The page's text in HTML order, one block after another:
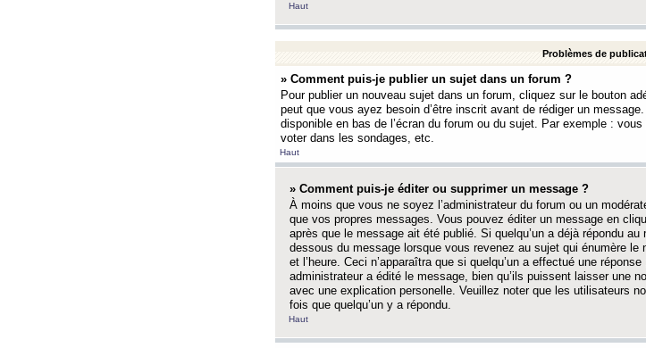
Haut
Problèmes de
» Comment puis-je publier un sujet dans un forum ?
Pour publier un nouveau sujet dans un forum, cliquez sur le bouton
peut que vous ayez besoin d’être inscrit avant de rédiger un
disponible en bas de l’écran du forum ou du sujet. Par exemple :
voter dans les sondages, etc.
Haut
» Comment puis-je éditer ou supprimer un message ?
À moins que vous ne soyez l’administrateur du forum ou un
que vos propres messages. Vous pouvez éditer un message en
après que le message ait été publié. Si quelqu’un a déjà répondu
dessous du message lorsque vous revenez au sujet qui énumère
et l’heure. Ceci n’apparaîtra que si quelqu’un a effectué une
administrateur a édité le message, bien qu’ils puissent laisser une
avec une explication personelle. Veuillez noter que les utilisateurs
fois que quelqu’un y a répondu.
Haut